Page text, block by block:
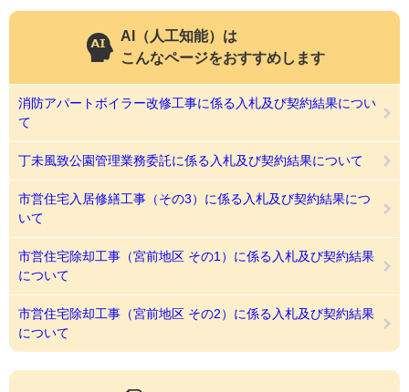
AI（人工知能）は
こんなページをおすすめします
消防アパートボイラー改修工事に係る入札及び契約結果につい
て
丁未風致公園管理業務委託に係る入札及び契約結果について
市営住宅入居修繕工事（その3）に係る入札及び契約結果につ
いて
市営住宅除却工事（宮前地区 その1）に係る入札及び契約結果
について
市営住宅除却工事（宮前地区 その2）に係る入札及び契約結果
について